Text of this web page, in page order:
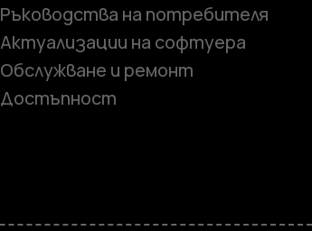
Ръководства на потребителя
Актуализации на софтуера
Обслужване и ремонт
Достъпност